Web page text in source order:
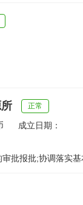
正常
成立日期：
批报批;协调落实